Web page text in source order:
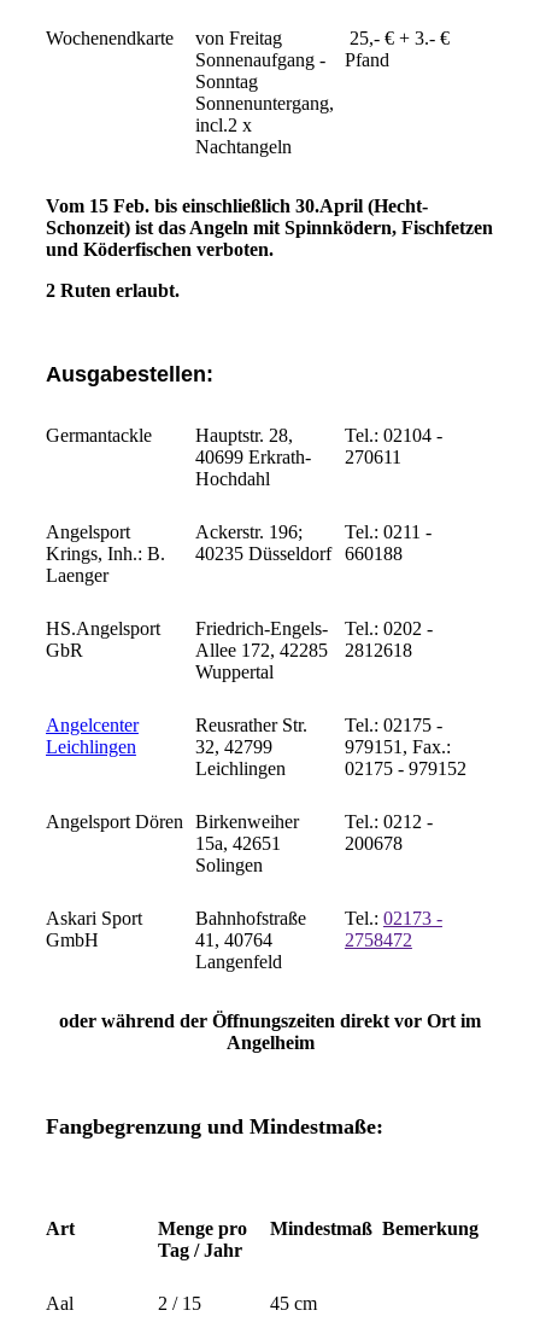
Wochenendkarte
von Freitag
Sonnenaufgang -
Sonntag
Sonnenuntergang,
incl.2 x
Nachtangeln
25,- € + 3.- €
Pfand
Vom 15 Feb. bis einschließlich 30.April (Hecht-
Schonzeit) ist das Angeln mit Spinnködern, Fischfetzen
und Köderfischen verboten.
2 Ruten erlaubt.
Ausgabestellen:
Germantackle
Hauptstr. 28,
40699 Erkrath-
Hochdahl
Tel.: 02104 -
270611
Angelsport
Krings, Inh.: B.
Laenger
Ackerstr. 196;
40235 Düsseldorf
Tel.: 0211 -
660188
HS.Angelsport
GbR
Friedrich-Engels-
Allee 172, 42285
Wuppertal
Tel.: 0202 -
2812618
Angelcenter
Leichlingen
Reusrather Str.
32, 42799
Leichlingen
Tel.: 02175 -
979151, Fax.:
02175 - 979152
Angelsport Dören
Birkenweiher
15a, 42651
Solingen
Tel.: 0212 -
200678
Askari Sport
GmbH
Bahnhofstraße
41, 40764
Langenfeld
Tel.: 02173 -
2758472
oder während der Öffnungszeiten direkt vor Ort im
Angelheim
Fangbegrenzung und Mindestmaße:
Art
Menge pro
Tag / Jahr
Mindestmaß Bemerkung
Aal 2 / 15 45 cm